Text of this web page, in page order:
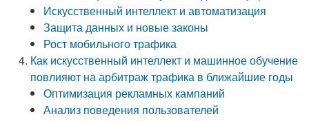
Искусственный интеллект и автоматизация
Защита данных и новые законы
Рост мобильного трафика
Как искусственный интеллект и машинное обучение
повлияют на арбитраж трафика в ближайшие годы
Оптимизация рекламных кампаний
Анализ поведения пользователей